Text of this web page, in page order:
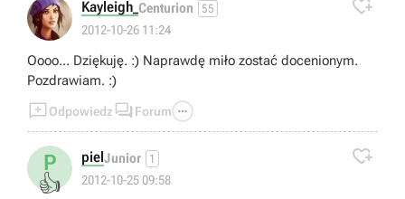
Kayleigh_ Centurion 55
2012-10-26 11:24

Oooo... Dziękuję. :) Naprawdę miło zostać docenionym.
Pozdrawiam. :)
Odpowiedz  Forum 
P
👍
pielJunior 1
2012-10-25 09:58
